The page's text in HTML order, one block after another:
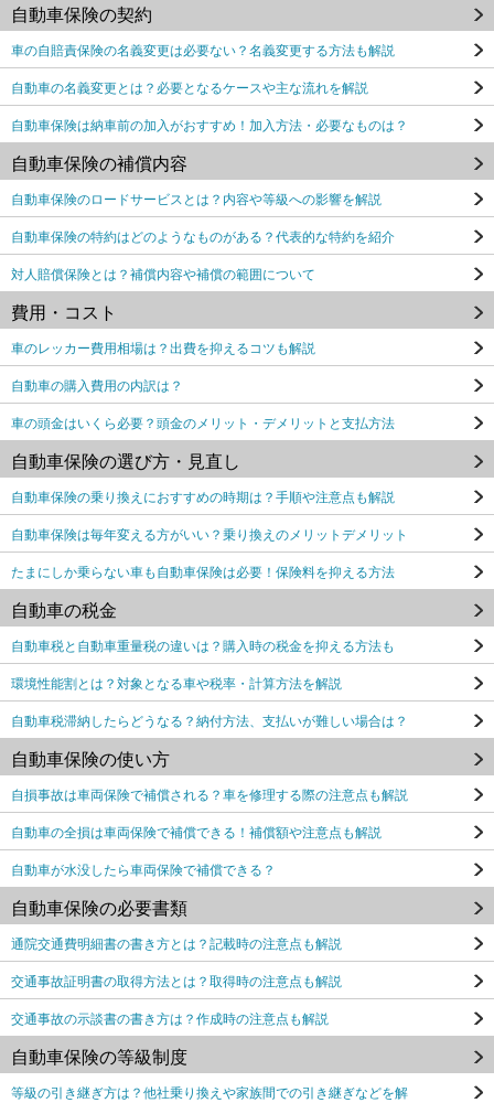
自動車保険の契約
車の自賠責保険の名義変更は必要ない？名義変更する方法も解説
自動車の名義変更とは？必要となるケースや主な流れを解説
自動車保険は納車前の加入がおすすめ！加入方法・必要なものは？
自動車保険の補償内容
自動車保険のロードサービスとは？内容や等級への影響を解説
自動車保険の特約はどのようなものがある？代表的な特約を紹介
対人賠償保険とは？補償内容や補償の範囲について
費用・コスト
車のレッカー費用相場は？出費を抑えるコツも解説
自動車の購入費用の内訳は？
車の頭金はいくら必要？頭金のメリット・デメリットと支払方法
自動車保険の選び方・見直し
自動車保険の乗り換えにおすすめの時期は？手順や注意点も解説
自動車保険は毎年変える方がいい？乗り換えのメリットデメリット
たまにしか乗らない車も自動車保険は必要！保険料を抑える方法
自動車の税金
自動車税と自動車重量税の違いは？購入時の税金を抑える方法も
環境性能割とは？対象となる車や税率・計算方法を解説
自動車税滞納したらどうなる？納付方法、支払いが難しい場合は？
自動車保険の使い方
自損事故は車両保険で補償される？車を修理する際の注意点も解説
自動車の全損は車両保険で補償できる！補償額や注意点も解説
自動車が水没したら車両保険で補償できる？
自動車保険の必要書類
通院交通費明細書の書き方とは？記載時の注意点も解説
交通事故証明書の取得方法とは？取得時の注意点も解説
交通事故の示談書の書き方は？作成時の注意点も解説
自動車保険の等級制度
等級の引き継ぎ方は？他社乗り換えや家族間での引き継ぎなどを解